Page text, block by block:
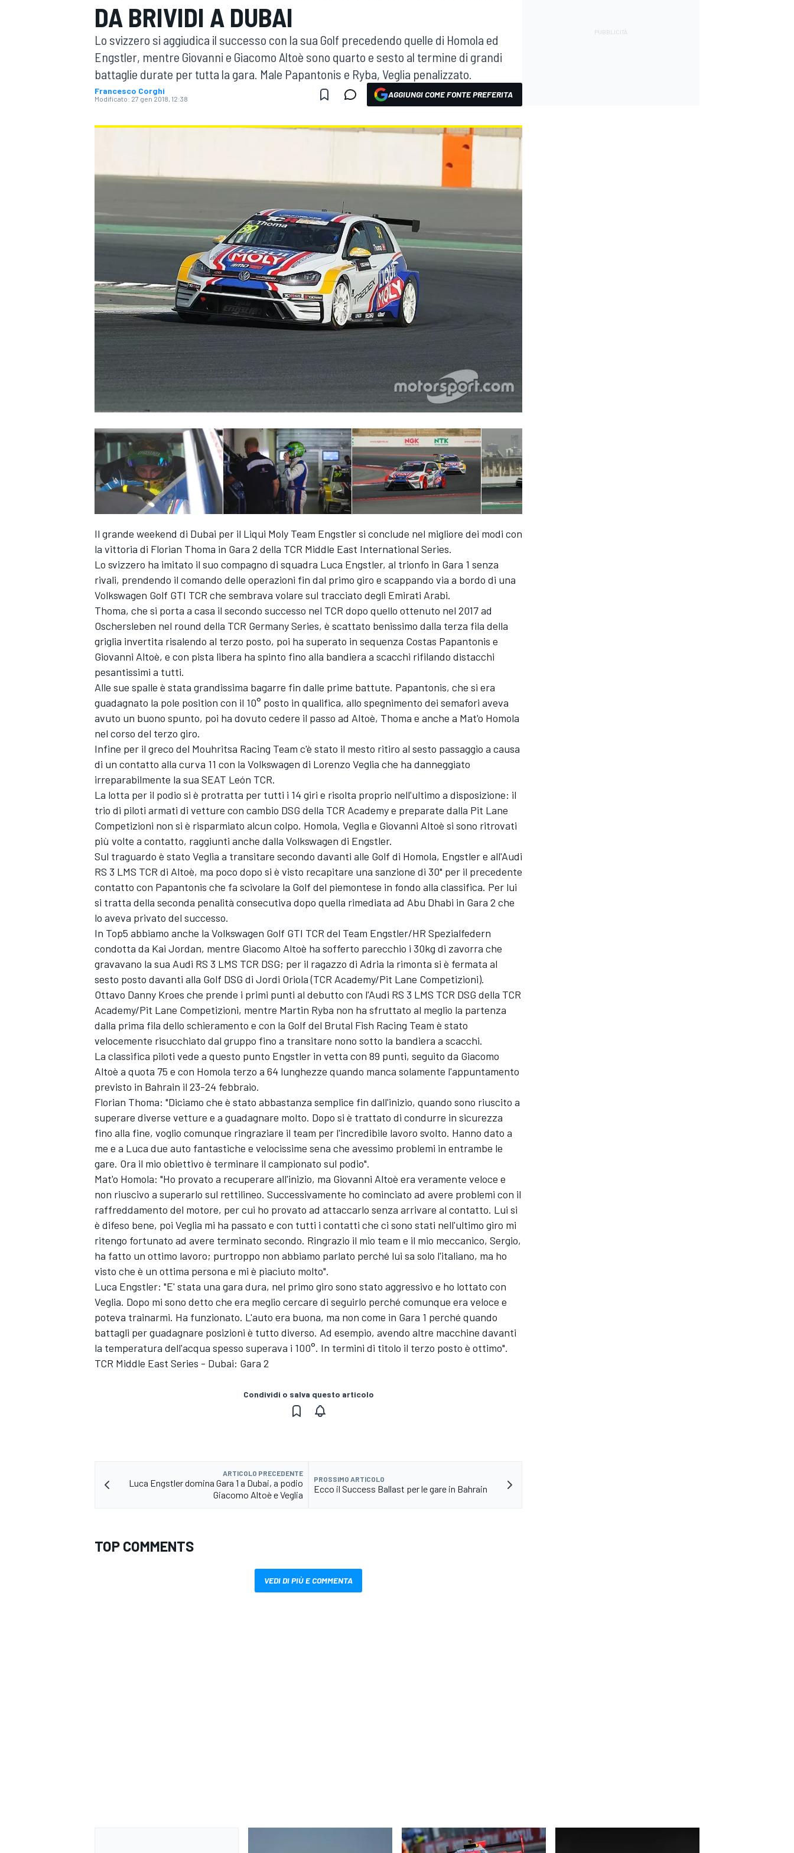
MOTOGP WEC
MONOPOSTO
ENDURANCE/GT
MONOMARCA
RALLY
DA BRIVIDI A DUBAI
Lo svizzero si aggiudica il successo con la sua Golf precedendo quelle di Homola ed
Engstler, mentre Giovanni e Giacomo Altoè sono quarto e sesto al termine di grandi
battaglie durate per tutta la gara. Male Papantonis e Ryba, Veglia penalizzato.
Francesco Corghi
Modificato: 27 gen 2018, 12:38 AGGIUNGI COME FONTE PREFERITA
Il grande weekend di Dubai per il Liqui Moly Team Engstler si conclude nel migliore dei modi con
la vittoria di Florian Thoma in Gara 2 della TCR Middle East International Series.
Lo svizzero ha imitato il suo compagno di squadra Luca Engstler, al trionfo in Gara 1 senza
rivali, prendendo il comando delle operazioni fin dal primo giro e scappando via a bordo di una
Volkswagen Golf GTI TCR che sembrava volare sul tracciato degli Emirati Arabi.
Thoma, che si porta a casa il secondo successo nel TCR dopo quello ottenuto nel 2017 ad
Oschersleben nel round della TCR Germany Series, è scattato benissimo dalla terza fila della
griglia invertita risalendo al terzo posto, poi ha superato in sequenza Costas Papantonis e
Giovanni Altoè, e con pista libera ha spinto fino alla bandiera a scacchi rifilando distacchi
pesantissimi a tutti.
Alle sue spalle è stata grandissima bagarre fin dalle prime battute. Papantonis, che si era
guadagnato la pole position con il 10° posto in qualifica, allo spegnimento dei semafori aveva
avuto un buono spunto, poi ha dovuto cedere il passo ad Altoè, Thoma e anche a Mat'o Homola
nel corso del terzo giro.
Infine per il greco del Mouhritsa Racing Team c'è stato il mesto ritiro al sesto passaggio a causa
di un contatto alla curva 11 con la Volkswagen di Lorenzo Veglia che ha danneggiato
irreparabilmente la sua SEAT León TCR.
La lotta per il podio si è protratta per tutti i 14 giri e risolta proprio nell'ultimo a disposizione: il
trio di piloti armati di vetture con cambio DSG della TCR Academy e preparate dalla Pit Lane
Competizioni non si è risparmiato alcun colpo. Homola, Veglia e Giovanni Altoè si sono ritrovati
più volte a contatto, raggiunti anche dalla Volkswagen di Engstler.
Sul traguardo è stato Veglia a transitare secondo davanti alle Golf di Homola, Engstler e all'Audi
RS 3 LMS TCR di Altoè, ma poco dopo si è visto recapitare una sanzione di 30" per il precedente
contatto con Papantonis che fa scivolare la Golf del piemontese in fondo alla classifica. Per lui
si tratta della seconda penalità consecutiva dopo quella rimediata ad Abu Dhabi in Gara 2 che
lo aveva privato del successo.
In Top5 abbiamo anche la Volkswagen Golf GTI TCR del Team Engstler/HR Spezialfedern
condotta da Kai Jordan, mentre Giacomo Altoè ha sofferto parecchio i 30kg di zavorra che
gravavano la sua Audi RS 3 LMS TCR DSG; per il ragazzo di Adria la rimonta si è fermata al
sesto posto davanti alla Golf DSG di Jordi Oriola (TCR Academy/Pit Lane Competizioni).
Ottavo Danny Kroes che prende i primi punti al debutto con l'Audi RS 3 LMS TCR DSG della TCR
Academy/Pit Lane Competizioni, mentre Martin Ryba non ha sfruttato al meglio la partenza
dalla prima fila dello schieramento e con la Golf del Brutal Fish Racing Team è stato
velocemente risucchiato dal gruppo fino a transitare nono sotto la bandiera a scacchi.
La classifica piloti vede a questo punto Engstler in vetta con 89 punti, seguito da Giacomo
Altoè a quota 75 e con Homola terzo a 64 lunghezze quando manca solamente l'appuntamento
previsto in Bahrain il 23-24 febbraio.
Florian Thoma: "Diciamo che è stato abbastanza semplice fin dall'inizio, quando sono riuscito a
superare diverse vetture e a guadagnare molto. Dopo si è trattato di condurre in sicurezza
fino alla fine, voglio comunque ringraziare il team per l'incredibile lavoro svolto. Hanno dato a
me e a Luca due auto fantastiche e velocissime sena che avessimo problemi in entrambe le
gare. Ora il mio obiettivo è terminare il campionato sul podio".
Mat'o Homola: "Ho provato a recuperare all'inizio, ma Giovanni Altoè era veramente veloce e
non riuscivo a superarlo sul rettilineo. Successivamente ho cominciato ad avere problemi con il
raffreddamento del motore, per cui ho provato ad attaccarlo senza arrivare al contatto. Lui si
è difeso bene, poi Veglia mi ha passato e con tutti i contatti che ci sono stati nell'ultimo giro mi
ritengo fortunato ad avere terminato secondo. Ringrazio il mio team e il mio meccanico, Sergio,
ha fatto un ottimo lavoro; purtroppo non abbiamo parlato perché lui sa solo l'italiano, ma ho
visto che è un ottima persona e mi è piaciuto molto".
Luca Engstler: "E' stata una gara dura, nel primo giro sono stato aggressivo e ho lottato con
Veglia. Dopo mi sono detto che era meglio cercare di seguirlo perché comunque era veloce e
poteva trainarmi. Ha funzionato. L'auto era buona, ma non come in Gara 1 perché quando
battagli per guadagnare posizioni è tutto diverso. Ad esempio, avendo altre macchine davanti
la temperatura dell'acqua spesso superava i 100°. In termini di titolo il terzo posto è ottimo".
TCR Middle East Series - Dubai: Gara 2
Condividi o salva questo articolo
ARTICOLO PRECEDENTE
Luca Engstler domina Gara 1 a Dubai, a podio
Giacomo Altoè e Veglia
PROSSIMO ARTICOLO
Ecco il Success Ballast per le gare in Bahrain
TOP COMMENTS
VEDI DI PIÙ E COMMENTA